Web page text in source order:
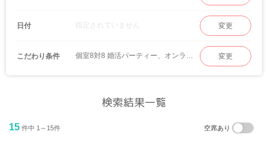
日付 指定されていません 変更
こだわり条件 個室8対8 婚活パーティー、オンラインマッチング 変更
検索結果一覧
15 件中 1～15件 空席あり